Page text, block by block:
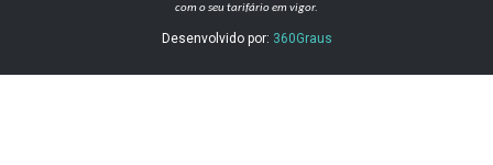
com o seu tarifário em vigor.
Desenvolvido por: 360Graus